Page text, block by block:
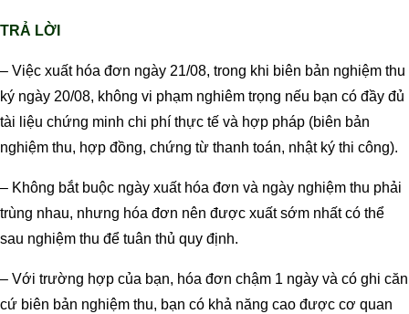
TRẢ LỜI
– Việc xuất hóa đơn ngày 21/08, trong khi biên bản nghiệm thu
ký ngày 20/08, không vi phạm nghiêm trọng nếu bạn có đầy đủ
tài liệu chứng minh chi phí thực tế và hợp pháp (biên bản
nghiệm thu, hợp đồng, chứng từ thanh toán, nhật ký thi công).
– Không bắt buộc ngày xuất hóa đơn và ngày nghiệm thu phải
trùng nhau, nhưng hóa đơn nên được xuất sớm nhất có thể
sau nghiệm thu để tuân thủ quy định.
– Với trường hợp của bạn, hóa đơn chậm 1 ngày và có ghi căn
cứ biên bản nghiệm thu, bạn có khả năng cao được cơ quan